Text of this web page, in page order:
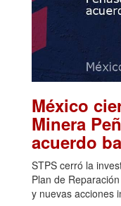
México
Minera
acuerdo
STPS cerró la
Plan de
y nuevas acciones